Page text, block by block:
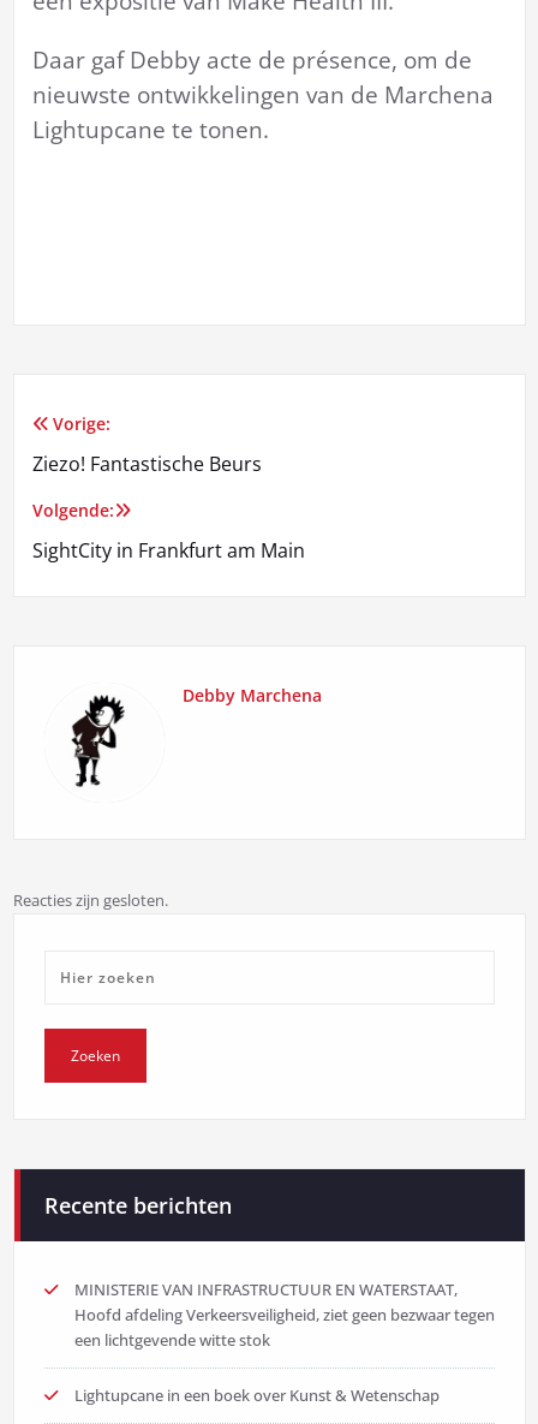
Daar gaf Debby acte de présence, om de
nieuwste ontwikkelingen van de Marchena
Lightupcane te tonen.
Bericht
navigatie
Vorige:
Ziezo! Fantastische Beurs
Volgende:
SightCity in Frankfurt am Main
Debby Marchena
Reacties zijn gesloten.
Recente berichten
MINISTERIE VAN INFRASTRUCTUUR EN WATERSTAAT,
Hoofd afdeling Verkeersveiligheid, ziet geen bezwaar tegen
een lichtgevende witte stok
Lightupcane in een boek over Kunst & Wetenschap